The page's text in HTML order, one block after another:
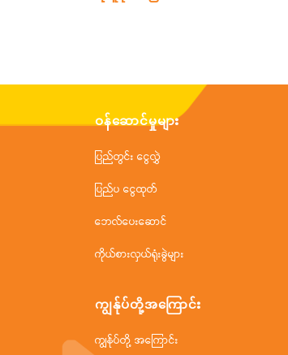
ဝန်ဆောင်မှုများ
ပြည်တွင်း ငွေလွှဲ
ပြည်ပ ငွေထုတ်
ဘေလ်ပေးဆောင်
ကိုယ်စားလှယ်ရုံးခွဲများ
ကျွန်ုပ်တို့အ‌ကြောင်း
ကျွန်ုပ်တို့ အကြောင်း